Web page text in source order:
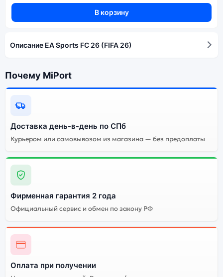
В корзину
Описание EA Sports FC 26 (FIFA 26)
Почему MiPort
Доставка день-в-день по СПб
Курьером или самовывозом из магазина — без предоплаты
Фирменная гарантия 2 года
Официальный сервис и обмен по закону РФ
Оплата при получении